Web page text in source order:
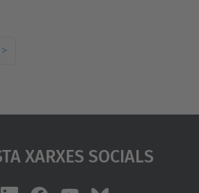
>
Xarxes Socials